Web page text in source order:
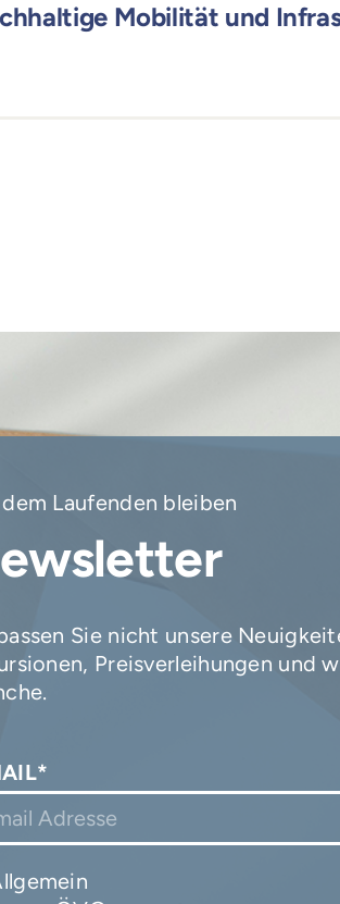
Mobilität und
Laufenden bleiben
Sie nicht unsere
Preisverleihungen und